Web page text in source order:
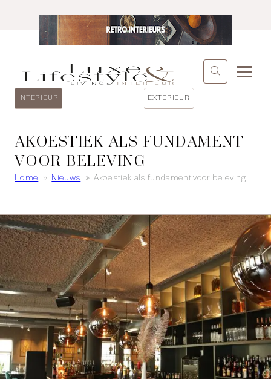
INTERIEUR EXTERIEUR
AKOESTIEK ALS FUNDAMENT
VOOR BELEVING
Home » Nieuws »Akoestiek als fundament voor beleving